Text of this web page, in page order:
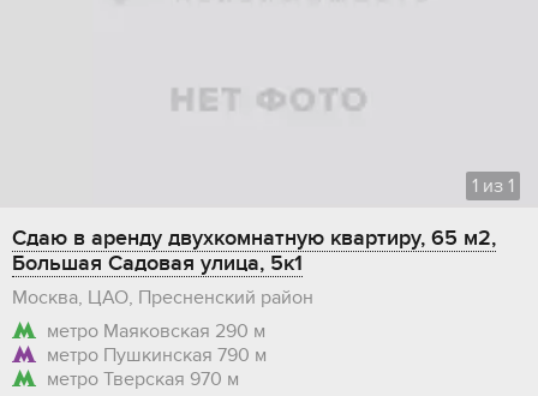
1 из 1
Сдаю в аренду двухкомнатную квартиру, 65 м2,
Большая Садовая улица, 5к1
Москва, ЦАО, Пресненский район
метро Маяковская 290 м
метро Пушкинская 790 м
метро Тверская 970 м